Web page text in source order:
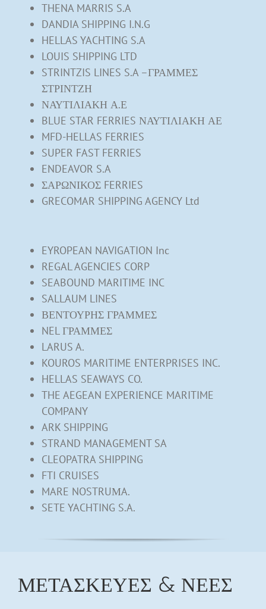
THENA MARRIS S.A
DANDIA SHIPPING I.N.G
HELLAS YACHTING S.A
LOUIS SHIPPING LTD
STRINTZIS LINES S.A –ΓΡΑΜΜΕΣ
ΣΤΡΙΝΤΖΗ
ΝΑΥΤΙΛΙΑΚΗ Α.Ε
BLUE STAR FERRIES ΝΑΥΤΙΛΙΑΚΗ ΑΕ
MFD-HELLAS FERRIES
SUPER FAST FERRIES
ENDEAVOR S.A
ΣΑΡΩΝΙΚΟΣ FERRIES
GRECOMAR SHIPPING AGENCY Ltd
EYROPEAN NAVIGATION Inc
REGAL AGENCIES CORP
SEABOUND MARITIME INC
SALLAUM LINES
ΒΕΝΤΟΥΡΗΣ ΓΡΑΜΜΕΣ
NEL ΓΡΑΜΜΕΣ
LARUS A.
KOUROS MARITIME ENTERPRISES INC.
HELLAS SEAWAYS CO.
THE AEGEAN EXPERIENCE MARITIME
COMPANY
ARK SHIPPING
STRAND MANAGEMENT SA
CLEOPATRA SHIPPING
FTI CRUISES
MARE NOSTRUΜA.
SETE YACHTING S.A.
ΜΕΤΑΣΚΕΥΕΣ & ΝΕΕΣ